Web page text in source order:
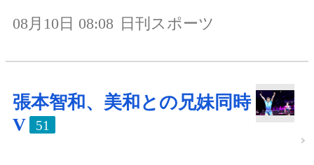
08月10日 08:08 日刊スポーツ
張本智和、美和との兄妹同時
V
51